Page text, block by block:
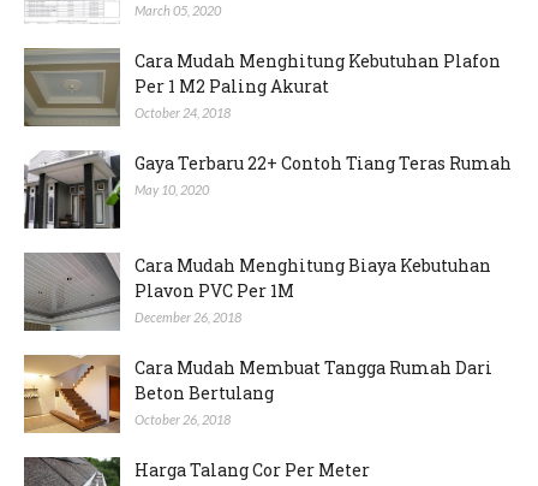
March 05, 2020
Cara Mudah Menghitung Kebutuhan Plafon
Per 1 M2 Paling Akurat
October 24, 2018
Gaya Terbaru 22+ Contoh Tiang Teras Rumah
May 10, 2020
Cara Mudah Menghitung Biaya Kebutuhan
Plavon PVC Per 1M
December 26, 2018
Cara Mudah Membuat Tangga Rumah Dari
Beton Bertulang
October 26, 2018
Harga Talang Cor Per Meter